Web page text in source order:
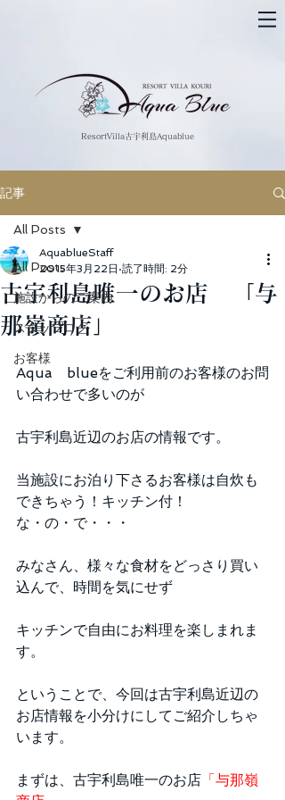
​ResortVilla古宇利島Aquablue
記事
All Posts
施設からのご案内
スタッフログ
お客様
All Posts
古宇利島唯一のお店 「与
那嶺商店」
AquablueStaff
2015年3月22日 読了時間: 2分
Aqua　blueをご利用前のお客様のお問
い合わせで多いのが
古宇利島近辺のお店の情報です。
当施設にお泊り下さるお客様は自炊も
できちゃう！キッチン付！
な・の・で・・・
みなさん、様々な食材をどっさり買い
込んで、時間を気にせず
キッチンで自由にお料理を楽しまれま
す。
ということで、今回は古宇利島近辺の
お店情報を小分けにしてご紹介しちゃ
います。
まずは、古宇利島唯一のお店 「与那嶺